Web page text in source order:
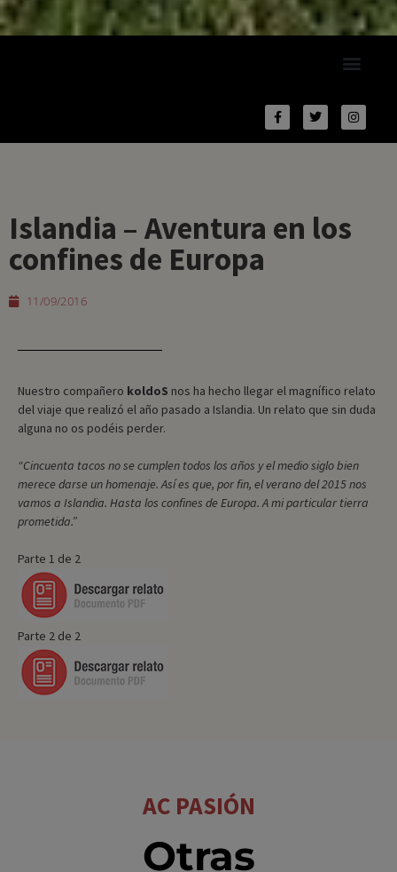
Islandia – Aventura en los
confines de Europa
11/09/2016
Nuestro compañero koldoS nos ha hecho llegar el magnífico relato
del viaje que realizó el año pasado a Islandia. Un relato que sin duda
alguna no os podéis perder.
“Cincuenta tacos no se cumplen todos los años y el medio siglo bien
merece darse un homenaje. Así es que, por fin, el verano del 2015 nos
vamos a Islandia. Hasta los confines de Europa. A mi particular tierra
prometida.”
Parte 1 de 2
Parte 2 de 2
AC PASIÓN
Otras